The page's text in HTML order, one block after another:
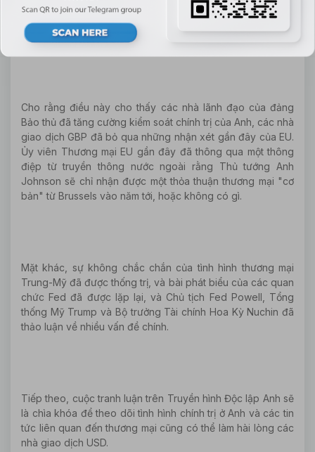
Quốc gia Scotland tham gia cuộc tranh luận "đối đầu" trên
truyền hình độc lập của Anh. Kết quả của cuộc tranh luận
sẽ được công bố vào ngày 19/11.
Cho rằng điều này cho thấy các nhà lãnh đạo của đảng
Bảo thủ đã tăng cường kiểm soát chính trị của Anh, các nhà
giao dịch GBP đã bỏ qua những nhận xét gần đây của EU.
Ủy viên Thương mại EU gần đây đã thông qua một thông
điệp từ truyền thông nước ngoài rằng Thủ tướng Anh
Johnson sẽ chỉ nhận được một thỏa thuận thương mại "cơ
bản" từ Brussels vào năm tới, hoặc không có gì.
Mặt khác, sự không chắc chắn của tình hình thương mại
Trung-Mỹ đã được thống trị, và bài phát biểu của các quan
chức Fed đã được lặp lại, và Chủ tịch Fed Powell, Tổng
thống Mỹ Trump và Bộ trưởng Tài chính Hoa Kỳ Nuchin đã
thảo luận về nhiều vấn đề chính.
Tiếp theo, cuộc tranh luận trên Truyền hình Độc lập Anh sẽ
là chìa khóa để theo dõi tình hình chính trị ở Anh và các tin
tức liên quan đến thương mại cũng có thể làm hài lòng các
nhà giao dịch USD.